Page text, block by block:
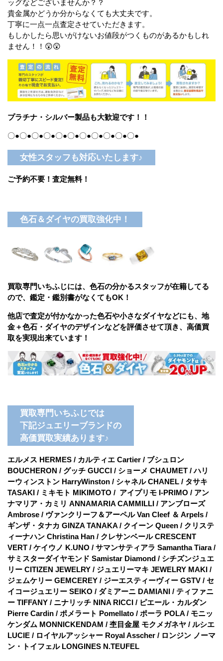
ッグなどございませんか？？
貴金属かどうか分からなくても大丈夫です。
丁寧に一点一点査定させていただきます。
もしかしたら思いがけないお値段がつくものがあるかもしれ
ません！！😲😲
プラチナ・シルバー製品も大歓迎です！！
〇●〇●〇●〇●〇●〇●〇●〇●〇●〇●〇●
女性スタッフも対応いたします♪
ご予約不要！査定無料！
色石＆ダイヤの買取強化中！
買取専門いちふじには、色石の分かるスタッフが在籍してる
ので、鑑定・鑑別書がなくてもOK！
他店で査定が付かなかった色石や小さなダイヤなどにも、地
金＋色石・ダイヤのデザインなどを評価させて頂き、高価買
取を実現出来ています！
買取専門いちふじでは
下記ジュエリーブランドの
高価買取実績あります♪
エルメス HERMES / カルティエ Cartier / ブシュロン
BOUCHERON / グッチ GUCCI / ショーメ CHAUMET / ハリ
ーウィンストン HarryWinston / シャネル CHANEL / タサキ
TASAKI / ミキモト MIKIMOTO / アイプリモ I-PRIMO / アン
ナマリア・カミリ ANNAMARIA CAMMILLI / アンブローズ
Ambrose / ヴァンクリーフ＆アーペル Van Cleef ＆ Arpels /
ギンザ・タナカ GINZA TANAKA / クイーン Queen / クリステ
ィーナハン Christina Han / クレサンベール CRESCENT
VERT / ケイウノ K.UNO / サマンサティアラ Samantha Tiara /
サミスターダイヤモンド Samistar Diamond / シチズンジュエ
リー CITIZEN JEWELRY / ジュエリーマキ JEWELRY MAKI /
ジェムケリー GEMCEREY / ジーエスティーヴィー GSTV / セ
イコージュエリー SEIKO / ダミアーニ DAMIANI / ティファニ
ー TIFFANY / ニナリッチ NINA RICCI / ピエール・カルダン
Pierre Cardin / ポメラート Pomellato / ポーラ POLA / モニッ
ケンダム MONNICKENDAM / 杢目金屋 モクメガネヤ / ルシエ
LUCIE / ロイヤルアッシャー Royal Asscher / ロンジン ノーマ
ン・トイフェル LONGINES N.TEUFEL